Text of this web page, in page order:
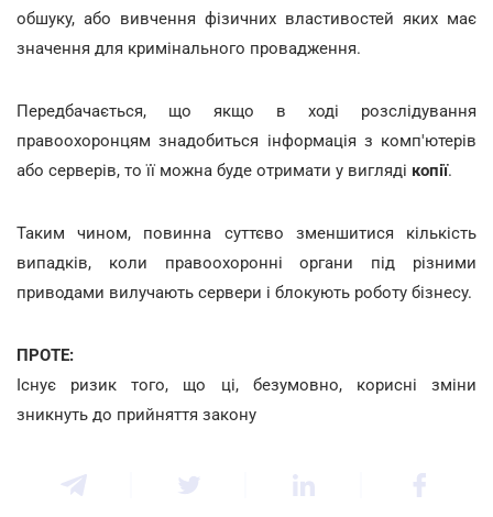
обшуку, або вивчення фізичних властивостей яких має
значення для кримінального провадження.
Передбачається, що якщо в ході розслідування
правоохоронцям знадобиться інформація з комп'ютерів
або серверів, то її можна буде отримати у вигляді копії.
Таким чином, повинна суттєво зменшитися кількість
випадків, коли правоохоронні органи під різними
приводами вилучають сервери і блокують роботу бізнесу.
ПРОТЕ:
Існує ризик того, що ці, безумовно, корисні зміни
зникнуть до прийняття закону